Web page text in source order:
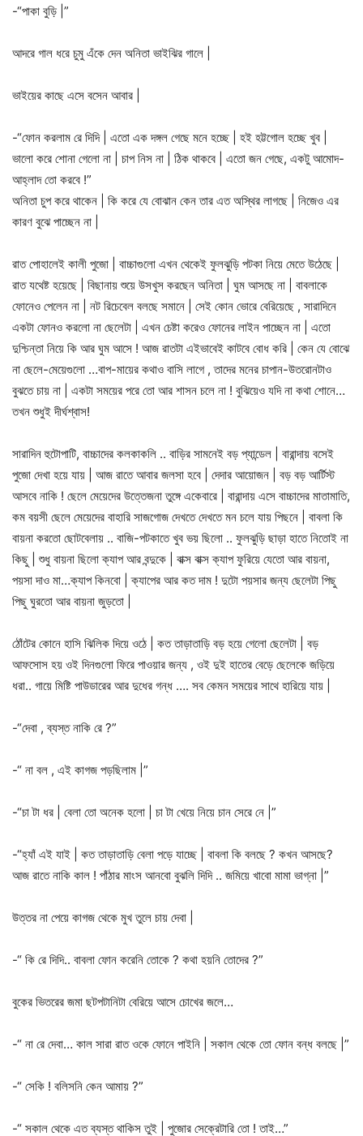
-“পাকা বুড়ি |”
আদরে গাল ধরে চুমু এঁকে দেন অনিতা ভাইঝির গালে |
ভাইয়ের কাছে এসে বসেন আবার |
-“ফোন করলাম রে দিদি | এতো এক দঙ্গল গেছে মনে হচ্ছে | হই হট্টগোল হচ্ছে খুব |
ভালো করে শোনা গেলো না | চাপ নিস না | ঠিক থাকবে | এতো জন গেছে, একটু আমোদ-
আহ্লাদ তো করবে !”
অনিতা চুপ করে থাকেন | কি করে যে বোঝান কেন তার এত অস্থির লাগছে | নিজেও এর
কারণ বুঝে পাচ্ছেন না |
রাত পোহালেই কালী পুজো | বাচ্চাগুলো এখন থেকেই ফুলঝুড়ি পটকা নিয়ে মেতে উঠেছে |
রাত যথেষ্ট হয়েছে | বিছানায় শুয়ে উসখুস করছেন অনিতা | ঘুম আসছে না | বাবলাকে
ফোনেও পেলেন না | নট রিচেবেল বলছে সমানে | সেই কোন ভোরে বেরিয়েছে , সারাদিনে
একটা ফোনও করলো না ছেলেটা | এখন চেষ্টা করেও ফোনের লাইন পাচ্ছেন না | এতো
দুশ্চিন্তা নিয়ে কি আর ঘুম আসে ! আজ রাতটা এইভাবেই কাটবে বোধ করি | কেন যে বোঝে
না ছেলে-মেয়েগুলো …বাপ-মায়ের কথাও বাসি লাগে , তাদের মনের চাপান-উতরোনটাও
বুঝতে চায় না | একটা সময়ের পরে তো আর শাসন চলে না ! বুঝিয়েও যদি না কথা শোনে…
তখন শুধুই দীর্ঘশ্বাস!
সারাদিন হুটোপাটি, বাচ্চাদের কলকাকলি .. বাড়ির সামনেই বড় প্যান্ডেল | বারান্দায় বসেই
পুজো দেখা হয়ে যায় | আজ রাতে আবার জলসা হবে | দেদার আয়োজন | বড় বড় আর্টিস্ট
আসবে নাকি ! ছেলে মেয়েদের উত্তেজনা তুঙ্গে একেবারে | বারান্দায় এসে বাচ্চাদের মাতামাতি,
কম বয়সী ছেলে মেয়েদের বাহারি সাজগোজ দেখতে দেখতে মন চলে যায় পিছনে | বাবলা কি
বায়না করতো ছোটবেলায় .. বাজি-পটকাতে খুব ভয় ছিলো .. ফুলঝুড়ি ছাড়া হাতে নিতোই না
কিছু | শুধু বায়না ছিলো ক্যাপ আর বন্দুকে | বাক্স বাক্স ক্যাপ ফুরিয়ে যেতো আর বায়না,
পয়সা দাও মা…ক্যাপ কিনবো | ক্যাপের আর কত দাম ! দুটো পয়সার জন্য ছেলেটা পিছু
পিছু ঘুরতো আর বায়না জুড়তো |
ঠোঁটের কোনে হাসি ঝিলিক দিয়ে ওঠে | কত তাড়াতাড়ি বড় হয়ে গেলো ছেলেটা | বড়
আফসোস হয় ওই দিনগুলো ফিরে পাওয়ার জন্য , ওই দুই হাতের বেড়ে ছেলেকে জড়িয়ে
ধরা.. গায়ে মিষ্টি পাউডারের আর দুধের গন্ধ …. সব কেমন সময়ের সাথে হারিয়ে যায় |
-“দেবা , ব্যস্ত নাকি রে ?”
-“ না বল , এই কাগজ পড়ছিলাম |”
-“চা টা ধর | বেলা তো অনেক হলো | চা টা খেয়ে নিয়ে চান সেরে নে |”
-“হ্যাঁ এই যাই | কত তাড়াতাড়ি বেলা পড়ে যাচ্ছে | বাবলা কি বলছে ? কখন আসছে?
আজ রাতে নাকি কাল ! পাঁঠার মাংস আনবো বুঝলি দিদি .. জমিয়ে খাবো মামা ভাগ্না |”
উত্তর না পেয়ে কাগজ থেকে মুখ তুলে চায় দেবা |
-“ কি রে দিদি.. বাবলা ফোন করেনি তোকে ? কথা হয়নি তোদের ?”
বুকের ভিতরের জমা ছটপটানিটা বেরিয়ে আসে চোখের জলে…
-“ না রে দেবা… কাল সারা রাত ওকে ফোনে পাইনি | সকাল থেকে তো ফোন বন্ধ বলছে |”
-“ সেকি ! বলিসনি কেন আমায় ?”
-“ সকাল থেকে এত ব্যস্ত থাকিস তুই | পুজোর সেক্রেটারি তো ! তাই…”